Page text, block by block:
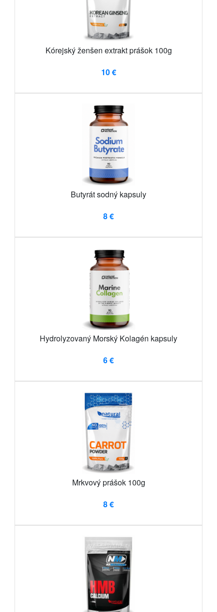
Kórejský ženšen extrakt prášok 100g
10 €
Butyrát sodný kapsuly
8 €
Hydrolyzovaný Morský Kolagén kapsuly
6 €
Mrkvový prášok 100g
8 €